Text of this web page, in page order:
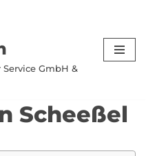
GmbH &
Scheeßel